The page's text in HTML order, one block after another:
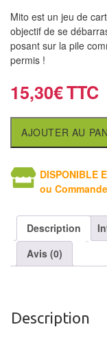
Echiquiers
muraux/Plein
air
Echiquier
pour
aveugles
Logiciels
d'échecs
Livres
en
anglais
français
Mito est un jeu de
objectif de se
posant sur la pile
permis !
15,30€
AJOUTER AU
DISPONIBLE
ou
Description
Avis (0)
Description